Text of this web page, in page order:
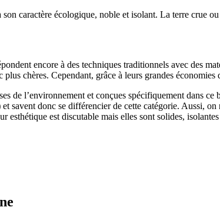
caractère écologique, noble et isolant. La terre crue
encore à des techniques traditionnels avec des
chères. Cependant, grâce à leurs grandes
de l’environnement et conçues spécifiquement dans
savent donc se différencier de cette catégorie. Aussi,
esthétique est discutable mais elles sont solides,